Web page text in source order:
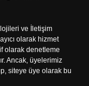
ve İletişim
olarak hizmet
olarak denetleme
Ancak, üyelerimiz
siteye üye olarak bu